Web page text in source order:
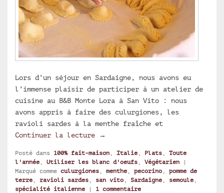
Lors d’un séjour en Sardaigne, nous avons eu
l’immense plaisir de participer à un atelier de
cuisine au B&B Monte Lora à San Vito : nous
avons appris à faire des culurgiones, les
ravioli sardes à la menthe fraîche et
Continuer la lecture
Les culurgiones de Lilly,
→
Posté dans 100% fait-maison , Italie , Plats , Toute
l'année , Utiliser les blanc d'oeufs , Végétarien
|
Marqué comme culurgiones , menthe , pecorino , pomme de
terre , ravioli sardes , san vito , Sardaigne , semoule ,
spécialité italienne
| 1 commentaire